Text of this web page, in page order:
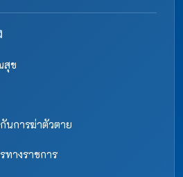
สุข
นการฆ่าตัวตาย
ทางราชการ